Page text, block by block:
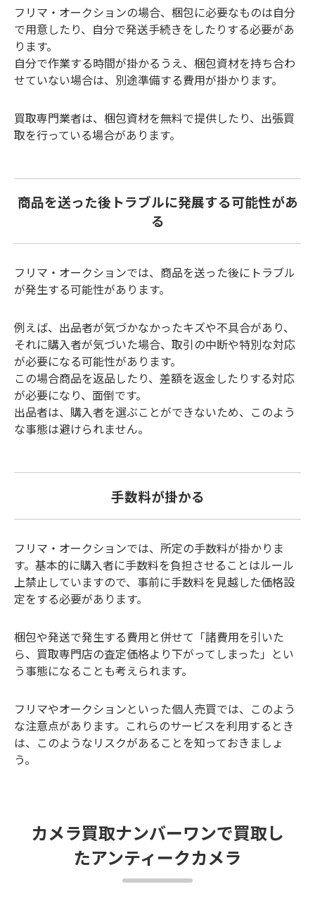
フリマ・オークションの場合、梱包に必要なものは自分
で用意したり、自分で発送手続きをしたりする必要があ
ります。
自分で作業する時間が掛かるうえ、梱包資材を持ち合わ
せていない場合は、別途準備する費用が掛かります。
買取専門業者は、梱包資材を無料で提供したり、出張買
取を行っている場合があります。
商品を送った後トラブルに発展する可能性があ
る
フリマ・オークションでは、商品を送った後にトラブル
が発生する可能性があります。
例えば、出品者が気づかなかったキズや不具合があり、
それに購入者が気づいた場合、取引の中断や特別な対応
が必要になる可能性があります。
この場合商品を返品したり、差額を返金したりする対応
が必要になり、面倒です。
出品者は、購入者を選ぶことができないため、このよう
な事態は避けられません。
手数料が掛かる
フリマ・オークションでは、所定の手数料が掛かりま
す。基本的に購入者に手数料を負担させることはルール
上禁止していますので、事前に手数料を見越した価格設
定をする必要があります。
梱包や発送で発生する費用と併せて「諸費用を引いた
ら、買取専門店の査定価格より下がってしまった」とい
う事態になることも考えられます。
フリマやオークションといった個人売買では、このよう
な注意点があります。これらのサービスを利用するとき
は、このようなリスクがあることを知っておきましょ
う。
カメラ買取ナンバーワンで買取し
たアンティークカメラ